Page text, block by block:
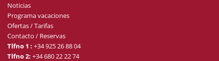
Noticias
Programa vacaciones
Ofertas / Tarifas
Contacto / Reservas
Tlfno 1 : +34 925 26 88 04
Tlfno 2: +34 680 22 22 74